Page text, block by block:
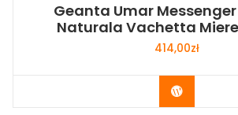
Geanta Umar Messenger
Naturala Vachetta Miere
414,00zł
Buy Now